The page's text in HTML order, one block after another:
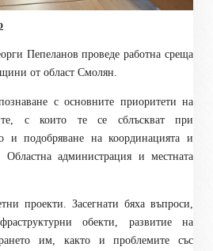
Пепеланов проведе работна среща
от област Смолян.
с основните приоритети на
с които те се сблъскват при
и подобряване на координацията и
Областна администрация и местната
проекти. Засегнати бяха въпроси,
обекти, развитие на
им, както и проблемите със